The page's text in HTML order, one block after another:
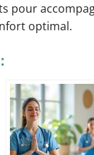
pour
optimal.